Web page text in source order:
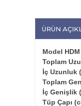
ÜRÜN
Model
Toplam
İç Uzunluk
Toplam
İç Genişlik
Tüp Çapı